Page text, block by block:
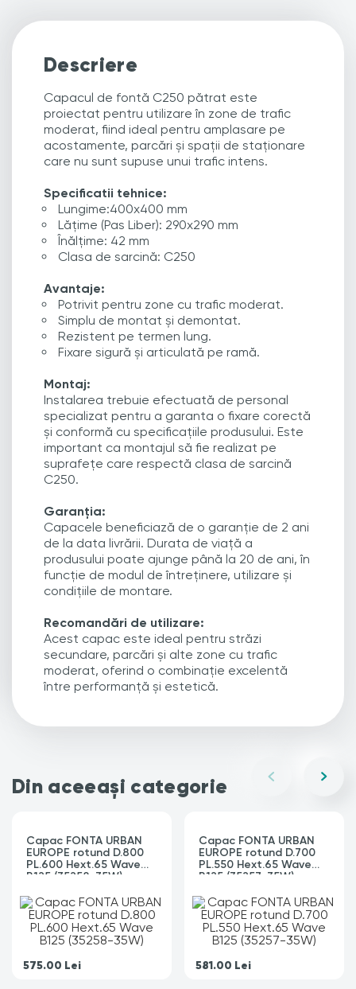
Descriere
Capacul de fontă C250 pătrat este
proiectat pentru utilizare în zone de trafic
moderat, fiind ideal pentru amplasare pe
acostamente, parcări și spații de staționare
care nu sunt supuse unui trafic intens.
Specificatii tehnice:
Lungime:400x400 mm
Lățime (Pas Liber): 290x290 mm
Înălțime: 42 mm
Clasa de sarcină: C250
Avantaje:
Potrivit pentru zone cu trafic moderat.
Simplu de montat și demontat.
Rezistent pe termen lung.
Fixare sigură și articulată pe ramă.
Montaj:
Instalarea trebuie efectuată de personal
specializat pentru a garanta o fixare corectă
și conformă cu specificațiile produsului. Este
important ca montajul să fie realizat pe
suprafețe care respectă clasa de sarcină
C250.
Garanția:
Capacele beneficiază de o garanție de 2 ani
de la data livrării. Durata de viață a
produsului poate ajunge până la 20 de ani, în
funcție de modul de întreținere, utilizare și
condițiile de montare.
Recomandări de utilizare:
Acest capac este ideal pentru străzi
secundare, parcări și alte zone cu trafic
moderat, oferind o combinație excelentă
între performanță și estetică.
Din aceeași categorie
Capac FONTA URBAN
EUROPE rotund D.800
PL.600 Hext.65 Wave
B125 (35258-35W)
575.00 Lei
Capac FONTA URBAN
EUROPE rotund D.700
PL.550 Hext.65 Wave
B125 (35257-35W)
581.00 Lei